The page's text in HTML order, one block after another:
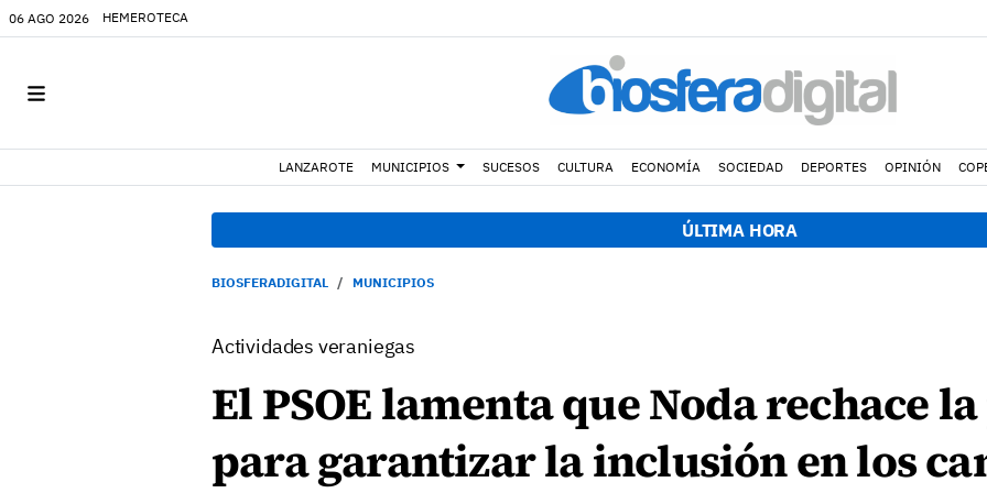
06 AGO 2026 HEMEROTECA
LANZAROTE MUNICIPIOS SUCESOS CULTURA ECONOMÍA SOCIEDAD DEPORTES OPINIÓN
ÚLTIMA HORA
BIOSFERADIGITAL MUNICIPIOS
Actividades veraniegas
El PSOE lamenta que Noda rechace
para garantizar la inclusión en los